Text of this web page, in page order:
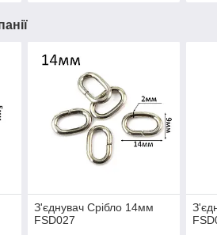
З'єднувач Срібло 14мм
FSD027